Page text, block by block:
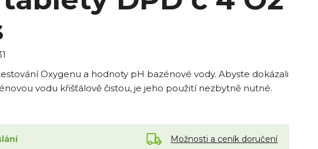
Oxygenu a hodnoty pH bazénové vody. Abyste dokázali
vodu křišťálově čistou, je jeho použití nezbytně nutné.
Možnosti a ceník doručení